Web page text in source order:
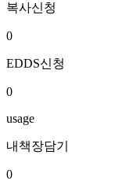
복사신청
0
EDDS신청
0
usage
내책장담기
0